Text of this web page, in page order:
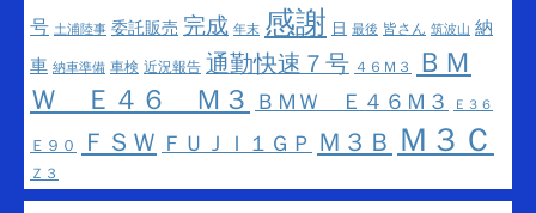
号 土浦陸事 委託販売 完成 年末 感謝 日 最後 皆さん 筑波山 納
車 納車準備 車検 近況報告 通勤快速７号 ４６Ｍ３
ＢＭ
Ｗ Ｅ４６ Ｍ３
ＢＭＷ Ｅ４６Ｍ３ Ｅ３６
Ｅ９０ ＦＳＷ ＦＵＪＩ１ＧＰ Ｍ３Ｂ Ｍ３Ｃ
Ｚ３